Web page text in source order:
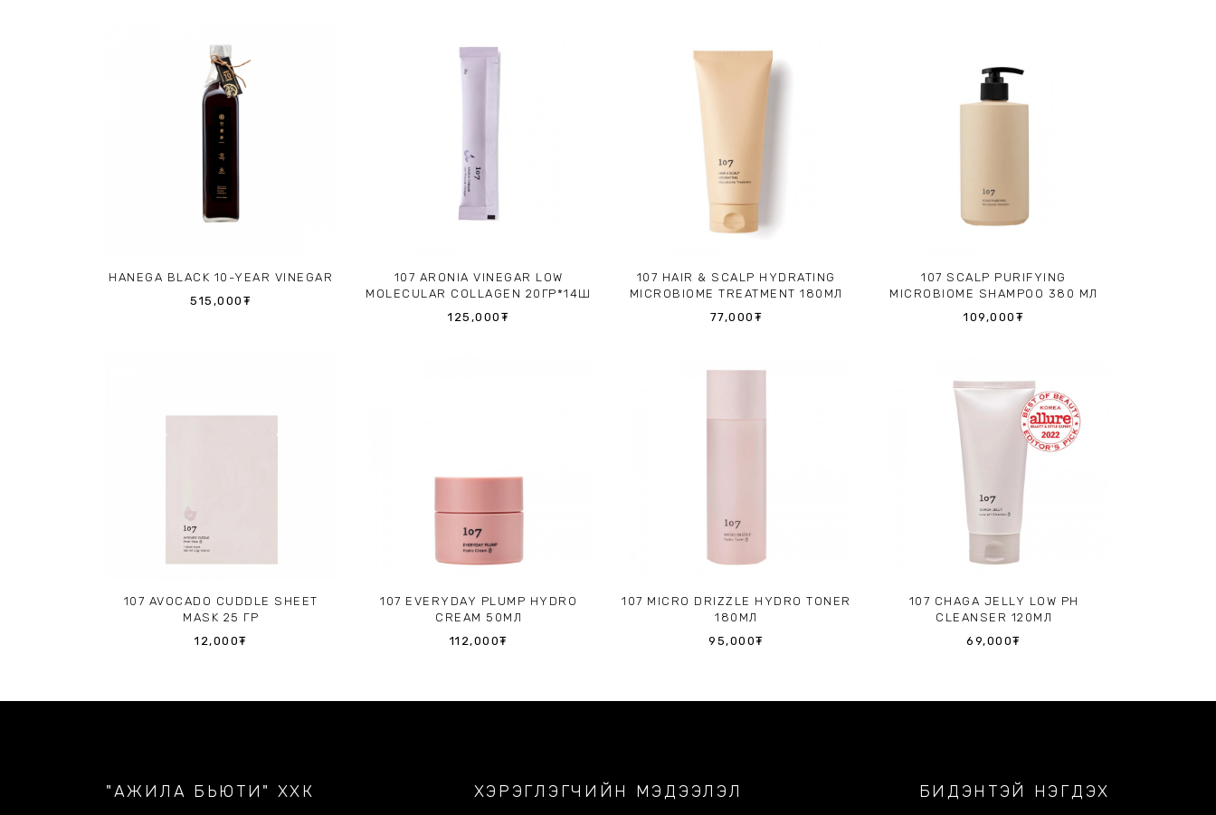
HANEGA BLACK 10-YEAR VINEGAR
515,000₮
107 ARONIA VINEGAR LOW
MOLECULAR COLLAGEN 20ГР*14Ш
125,000₮
107 HAIR & SCALP HYDRATING
MICROBIOME TREATMENT 180МЛ
77,000₮
107 SCALP PURIFYING
MICROBIOME SHAMPOO 380 МЛ
109,000₮
107 AVOCADO CUDDLE SHEET
MASK 25 ГР
12,000₮
107 EVERYDAY PLUMP HYDRO
CREAM 50МЛ
112,000₮
107 MICRO DRIZZLE HYDRO TONER
180МЛ
95,000₮
107 CHAGA JELLY LOW PH
CLEANSER 120МЛ
69,000₮
"АЖИЛА БЬЮТИ" ХХК ХЭРЭГЛЭГЧИЙН МЭДЭЭЛЭЛ БИДЭНТЭЙ НЭГДЭХ